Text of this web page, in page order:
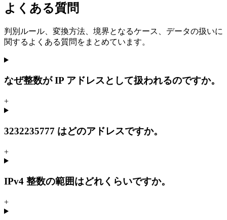
よくある質問
判別ルール、変換方法、境界となるケース、データの扱いに
関するよくある質問をまとめています。
なぜ整数が IP アドレスとして扱われるのですか。
+
3232235777 はどのアドレスですか。
+
IPv4 整数の範囲はどれくらいですか。
+